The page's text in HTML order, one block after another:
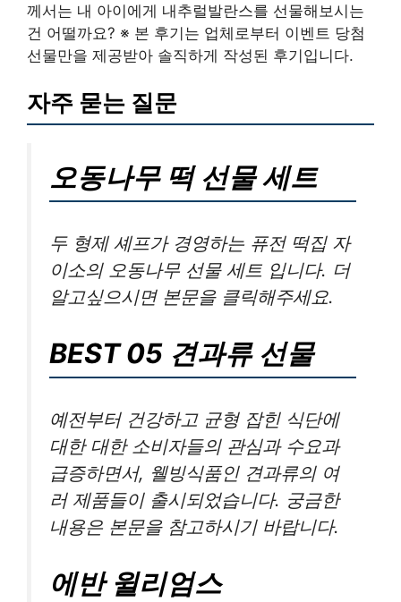
께서는 내 아이에게 내추럴발란스를 선물해보시는
건 어떨까요? ※ 본 후기는 업체로부터 이벤트 당첨
선물만을 제공받아 솔직하게 작성된 후기입니다.
자주 묻는 질문
오동나무 떡 선물 세트
두 형제 셰프가 경영하는 퓨전 떡집 자
이소의 오동나무 선물 세트 입니다. 더
알고싶으시면 본문을 클릭해주세요.
BEST 05 견과류 선물
예전부터 건강하고 균형 잡힌 식단에
대한 대한 소비자들의 관심과 수요과
급증하면서, 웰빙식품인 견과류의 여
러 제품들이 출시되었습니다. 궁금한
내용은 본문을 참고하시기 바랍니다.
에반 윌리엄스